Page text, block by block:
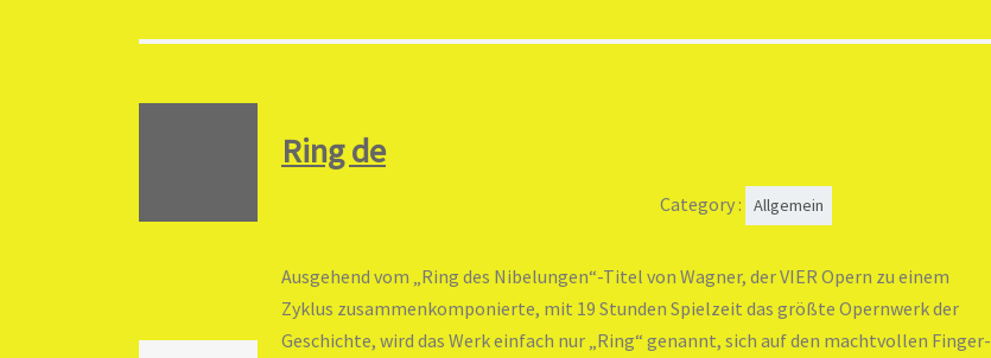
Ring de
Category : Allgemein
Ausgehend vom „Ring des Nibelungen“-Titel von Wagner, der VIER Opern zu einem
Zyklus zusammenkomponierte, mit 19 Stunden Spielzeit das größte Opernwerk der
Geschichte, wird das Werk einfach nur „Ring“ genannt, sich auf den machtvollen Finger-